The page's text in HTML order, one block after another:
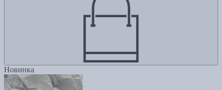
Новинка